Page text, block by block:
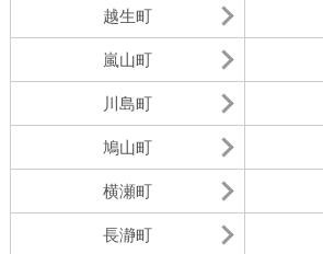
越生町
嵐山町
川島町
鳩山町
横瀬町
長瀞町